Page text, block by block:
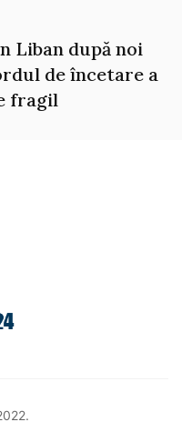
Liban după noi
de încetare a
fragil